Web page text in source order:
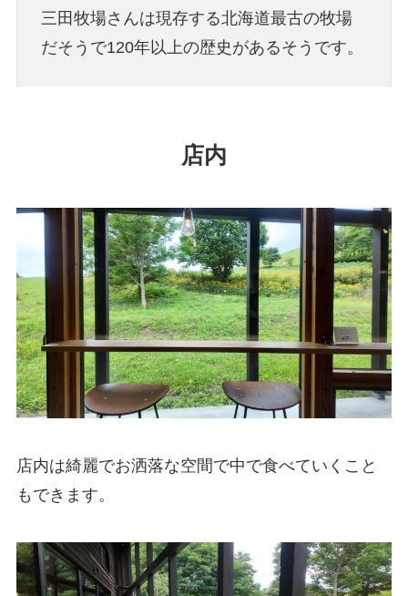
三田牧場さんは現存する北海道最古の牧場
だそうで120年以上の歴史があるそうです。
店内
店内は綺麗でお洒落な空間で中で食べていくこと
もできます。